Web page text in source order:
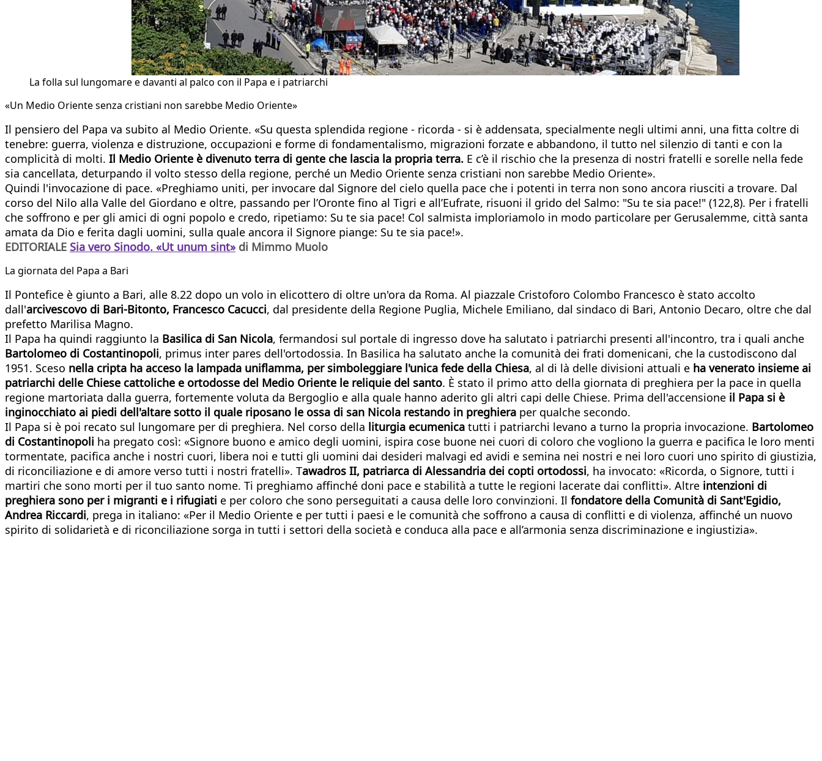
La folla sul lungomare e davanti al palco con il Papa e i patriarchi
«Un Medio Oriente senza cristiani non sarebbe Medio Oriente»
Il pensiero del Papa va subito al Medio Oriente. «Su questa splendida regione - ricorda - si è addensata, specialmente negli ultimi anni, una fitta coltre di
tenebre: guerra, violenza e distruzione, occupazioni e forme di fondamentalismo, migrazioni forzate e abbandono, il tutto nel silenzio di tanti e con la
complicità di molti. Il Medio Oriente è divenuto terra di gente che lascia la propria terra. E c’è il rischio che la presenza di nostri fratelli e sorelle nella fede
sia cancellata, deturpando il volto stesso della regione, perché un Medio Oriente senza cristiani non sarebbe Medio Oriente».
Quindi l'invocazione di pace. «Preghiamo uniti, per invocare dal Signore del cielo quella pace che i potenti in terra non sono ancora riusciti a trovare. Dal
corso del Nilo alla Valle del Giordano e oltre, passando per l’Oronte fino al Tigri e all’Eufrate, risuoni il grido del Salmo: "Su te sia pace!" (122,8). Per i fratelli
che soffrono e per gli amici di ogni popolo e credo, ripetiamo: Su te sia pace! Col salmista imploriamolo in modo particolare per Gerusalemme, città santa
amata da Dio e ferita dagli uomini, sulla quale ancora il Signore piange: Su te sia pace!».
EDITORIALE Sia vero Sinodo. «Ut unum sint» di Mimmo Muolo
La giornata del Papa a Bari
Il Pontefice è giunto a Bari, alle 8.22 dopo un volo in elicottero di oltre un'ora da Roma. Al piazzale Cristoforo Colombo Francesco è stato accolto
dall'arcivescovo di Bari-Bitonto, Francesco Cacucci, dal presidente della Regione Puglia, Michele Emiliano, dal sindaco di Bari, Antonio Decaro, oltre che dal
prefetto Marilisa Magno.
Il Papa ha quindi raggiunto la Basilica di San Nicola, fermandosi sul portale di ingresso dove ha salutato i patriarchi presenti all'incontro, tra i quali anche
Bartolomeo di Costantinopoli, primus inter pares dell'ortodossia. In Basilica ha salutato anche la comunità dei frati domenicani, che la custodiscono dal
1951. Sceso nella cripta ha acceso la lampada uniflamma, per simboleggiare l'unica fede della Chiesa, al di là delle divisioni attuali e ha venerato insieme ai
patriarchi delle Chiese cattoliche e ortodosse del Medio Oriente le reliquie del santo. È stato il primo atto della giornata di preghiera per la pace in quella
regione martoriata dalla guerra, fortemente voluta da Bergoglio e alla quale hanno aderito gli altri capi delle Chiese. Prima dell'accensione il Papa si è
inginocchiato ai piedi dell'altare sotto il quale riposano le ossa di san Nicola restando in preghiera per qualche secondo.
Il Papa si è poi recato sul lungomare per di preghiera. Nel corso della liturgia ecumenica tutti i patriarchi levano a turno la propria invocazione. Bartolomeo
di Costantinopoli ha pregato così: «Signore buono e amico degli uomini, ispira cose buone nei cuori di coloro che vogliono la guerra e pacifica le loro menti
tormentate, pacifica anche i nostri cuori, libera noi e tutti gli uomini dai desideri malvagi ed avidi e semina nei nostri e nei loro cuori uno spirito di giustizia,
di riconciliazione e di amore verso tutti i nostri fratelli». Tawadros II, patriarca di Alessandria dei copti ortodossi, ha invocato: «Ricorda, o Signore, tutti i
martiri che sono morti per il tuo santo nome. Ti preghiamo affinché doni pace e stabilità a tutte le regioni lacerate dai conflitti». Altre intenzioni di
preghiera sono per i migranti e i rifugiati e per coloro che sono perseguitati a causa delle loro convinzioni. Il fondatore della Comunità di Sant'Egidio,
Andrea Riccardi, prega in italiano: «Per il Medio Oriente e per tutti i paesi e le comunità che soffrono a causa di conflitti e di violenza, affinché un nuovo
spirito di solidarietà e di riconciliazione sorga in tutti i settori della società e conduca alla pace e all’armonia senza discriminazione e ingiustizia».